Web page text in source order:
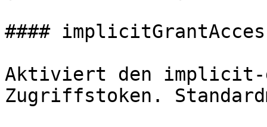
####
Aktiviert den implicit-
Zugriffstoken.